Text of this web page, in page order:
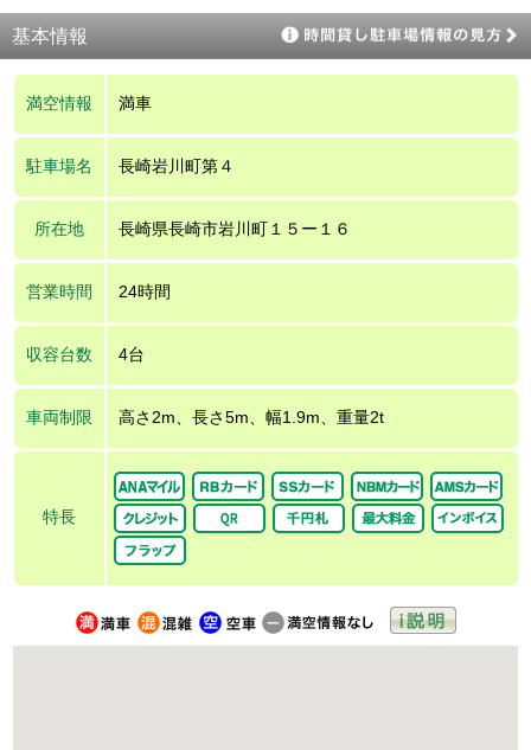
基本情報
満空情報 満車
駐車場名 長崎岩川町第４
所在地 長崎県長崎市岩川町１５ー１６
営業時間 24時間
収容台数 4台
車両制限 高さ2m、長さ5m、幅1.9m、重量2t
特長